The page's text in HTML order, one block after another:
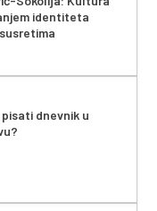
identiteta
dnevnik u